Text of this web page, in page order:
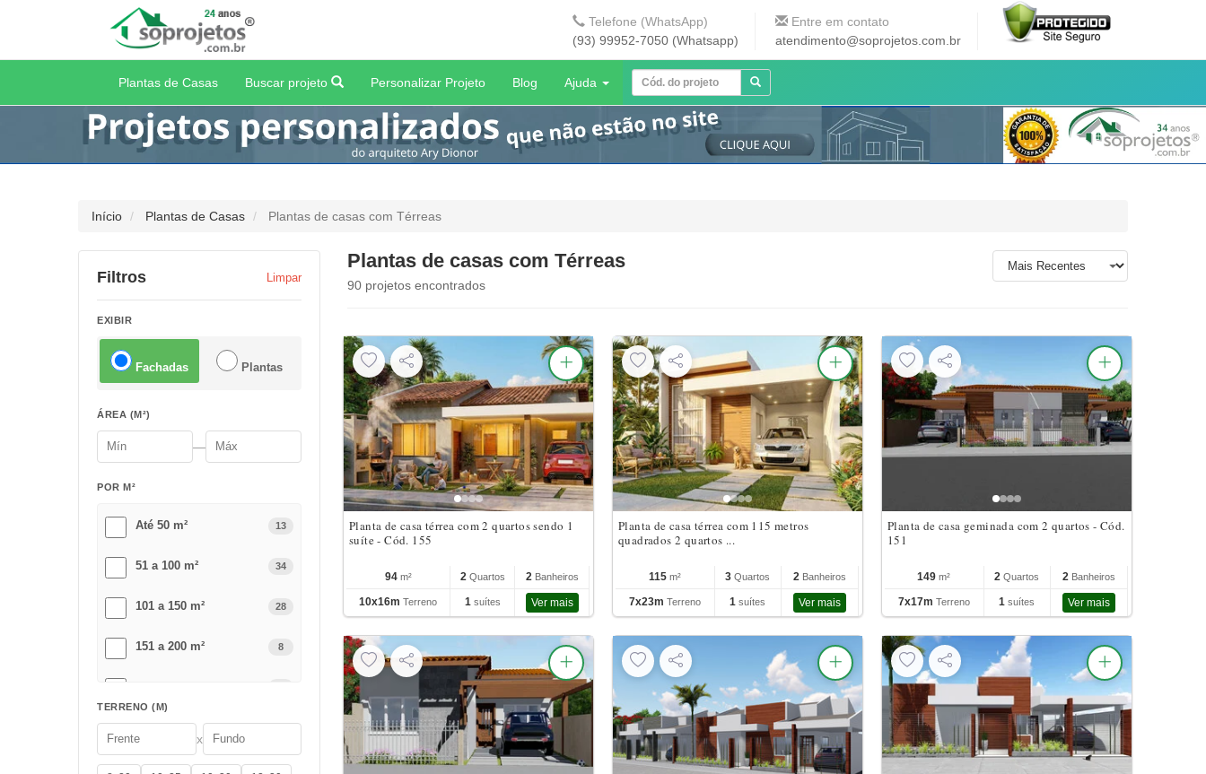
Telefone (WhatsApp)
(93) 99952-7050 (Whatsapp)
Entre em contato
atendimento@soprojetos.com.br
Plantas de Casas Buscar projeto Personalizar Projeto Blog Ajuda
Início Plantas de Casas Plantas de casas com Térreas
Filtros Limpar
EXIBIR
Fachadas Plantas
ÁREA (M²)
—
POR M²
Até 50 m² 13
51 a 100 m² 34
101 a 150 m² 28
151 a 200 m² 8
Acima de 301 m² 1
TERRENO (M)
x
Plantas de casas com Térreas
90 projetos encontrados
Planta de casa térrea com 2 quartos sendo 1
suíte - Cód. 155
94 m² 2 Quartos 2 Banheiros
10x16m Terreno 1 suítes Ver mais
Planta de casa térrea com 115 metros
quadrados 2 quartos ...
115 m² 3 Quartos 2 Banheiros
7x23m Terreno 1 suítes Ver mais
Planta de casa geminada com 2 quartos - Cód.
151
149 m² 2 Quartos 2 Banheiros
7x17m Terreno 1 suítes Ver mais